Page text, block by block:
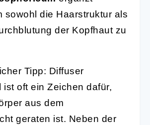
sowohl die Haarstruktur als
der Kopfhaut zu
Tipp: Diffuser
ist oft ein Zeichen dafür,
aus dem
geraten ist. Neben der